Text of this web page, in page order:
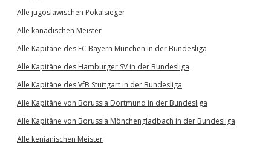
Alle jugoslawischen Pokalsieger
Alle kanadischen Meister
Alle Kapitäne des FC Bayern München in der Bundesliga
Alle Kapitäne des Hamburger SV in der Bundesliga
Alle Kapitäne des VfB Stuttgart in der Bundesliga
Alle Kapitäne von Borussia Dortmund in der Bundesliga
Alle Kapitäne von Borussia Mönchengladbach in der Bundesliga
Alle kenianischen Meister